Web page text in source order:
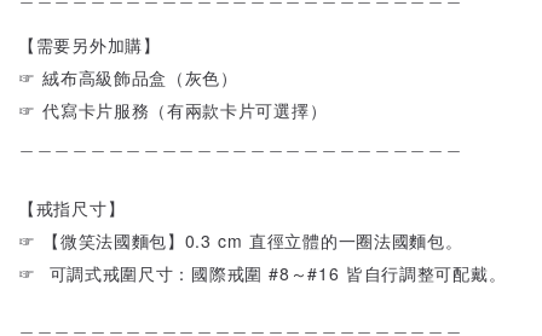
【需要另外加購】
☞ 絨布高級飾品盒（灰色）
☞ 代寫卡片服務（有兩款卡片可選擇）
【戒指尺寸】
☞
【微笑法國麵包】0.3 cm 直徑立體的一圈法國麵包。
☞ 可調式戒圍尺寸 ：國際戒圍 #8～#16 皆自行調整可配戴。